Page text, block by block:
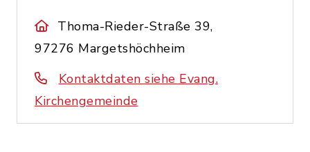
Thoma-Rieder-Straße 39,
97276 Margetshöchheim
Kontaktdaten siehe Evang.
Kirchengemeinde